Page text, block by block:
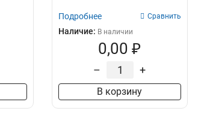
Подробнее Сравнить
Наличие: В наличии
0,00 ₽
– +
В корзину